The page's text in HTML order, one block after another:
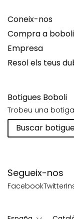
Segueix-nos
FacebookTwitter
Coneix-nos
Compra a boboli
Empresa
Resol els teus
Botigues Boboli
Trobeu una
Buscar